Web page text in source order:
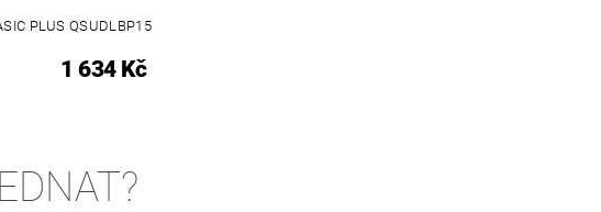
PLUS QSUDLBP15
1 634 Kč